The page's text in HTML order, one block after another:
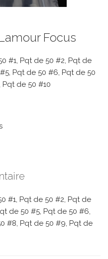
Focus
#1, Pqt de 50 #2, Pqt de
Pqt de 50 #6, Pqt de 50
de 50 #10
#1, Pqt de 50 #2, Pqt de
de 50 #5, Pqt de 50 #6,
#8, Pqt de 50 #9, Pqt de